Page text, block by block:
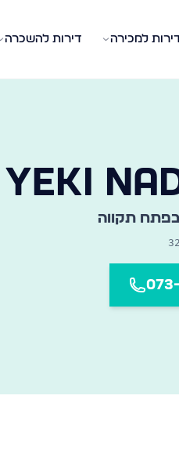
למכירה דירות להשכרה
YEKI
פתח תקווה